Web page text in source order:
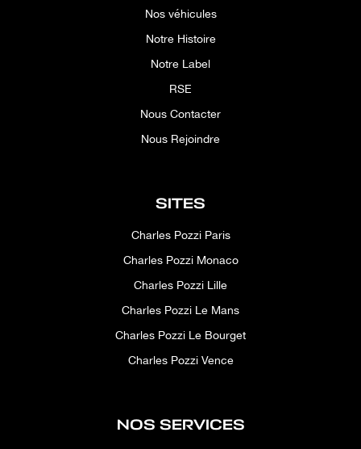
Nos véhicules
Notre Histoire
Notre Label
RSE
Nous Contacter
Nous Rejoindre
SITES
Charles Pozzi Paris
Charles Pozzi Monaco
Charles Pozzi Lille
Charles Pozzi Le Mans
Charles Pozzi Le Bourget
Charles Pozzi Vence
NOS SERVICES